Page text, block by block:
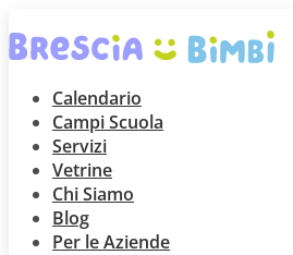
Calendario
Campi Scuola
Servizi
Vetrine
Chi Siamo
Blog
Per le Aziende